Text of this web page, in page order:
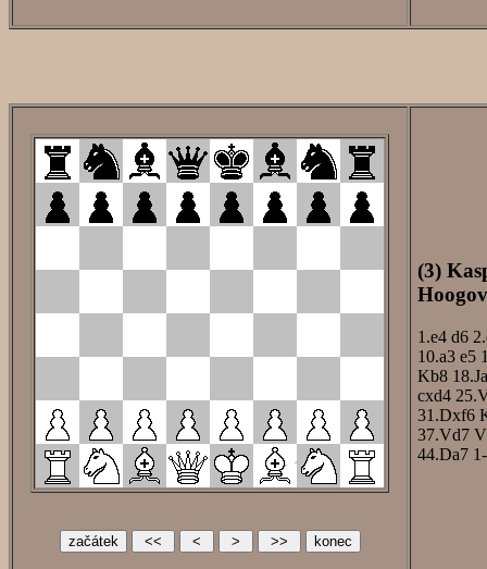
(3)
1.e4 d6
10.a3 e5
Kb8
cxd4
31.Dxf6
37.Vd7
44.Da7